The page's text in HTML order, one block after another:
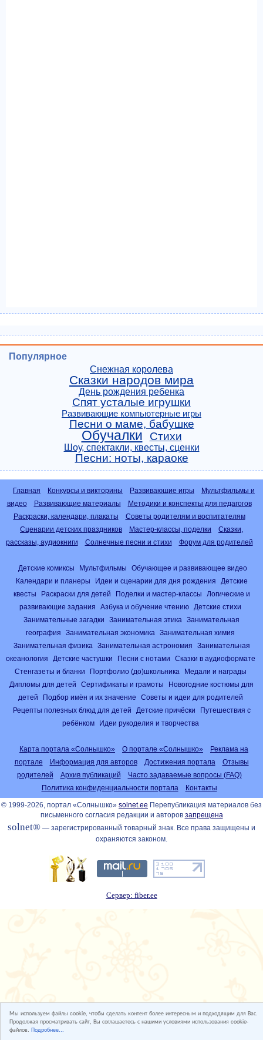
Мы используем файлы cookie, чтобы сделать контент более интересным и подходящим для Вас.
Продолжая просматривать сайт, Вы соглашаетесь с нашими условиями использования cookie-
файлов. Подробнее...
Популярное
Снежная королева
Сказки народов мира
День рождения ребенка
Спят усталые игрушки
Развивающие компьютерные игры
Песни о маме, бабушке
Обучалки Стихи
Шоу, спектакли, квесты, сценки
Песни: ноты, караоке
Главная Конкурсы и викторины Развивающие игры
Мультфильмы и
видео
Развивающие материалы
Методики и конспекты для педагогов
Раскраски, календари, плакаты
Советы родителям и воспитателям
Сценарии детских праздников
Мастер-классы, поделки
Сказки,
рассказы, аудиокниги
Солнечные песни и стихи Форум для родителей
Детские комиксы Мультфильмы
Обучающее и развивающее видео
Календари и планеры
Идеи и сценарии для дня рождения
Детские
квесты
Раскраски для детей Поделки и мастер-классы
Логические и
развивающие задания
Азбука и обучение чтению
Детские стихи
Занимательные загадки
Занимательная этика
Занимательная
география
Занимательная экономика
Занимательная химия
Занимательная физика
Занимательная астрономия
Занимательная
океанология
Детские частушки Песни с нотами
Сказки в аудиоформате
Стенгазеты и бланки
Портфолио (до)школьника
Медали и награды
Дипломы для детей
Сертификаты и грамоты
Новогодние костюмы для
детей
Подбор имён и их значение
Советы и идеи для родителей
Рецепты полезных блюд для детей
Детские причёски
Путешествия с
ребёнком
Идеи рукоделия и творчества
Карта портала «Солнышко» О портале «Солнышко»
Реклама на
портале
Информация для авторов Достижения портала
Отзывы
родителей
Архив публикаций
Часто задаваемые вопросы (FAQ)
Политика конфиденциальности портала
Контакты
© 1999-2026, портал «Солнышко» solnet.ee Перепубликация материалов без
письменного согласия редакции и авторов запрещена
solnet® — зарегистрированный товарный знак. Все права защищены и
охраняются законом.
Сервер: fiber.ee